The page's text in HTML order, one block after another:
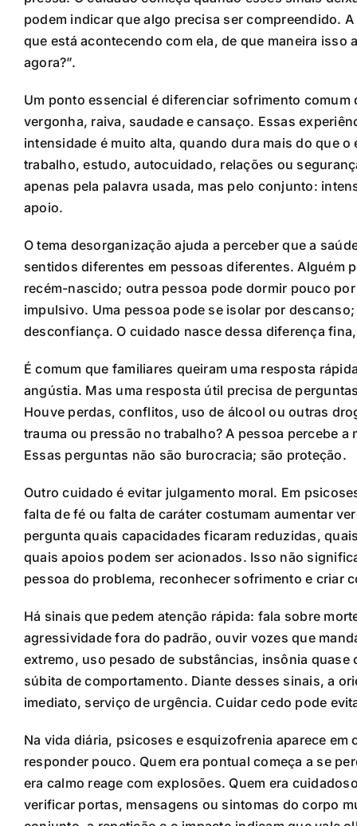
podem indicar que algo precisa ser compreendido.
que está acontecendo com ela, de que maneira isso
agora?”.
Um ponto essencial é diferenciar sofrimento
vergonha, raiva, saudade e cansaço. Essas
intensidade é muito alta, quando dura mais do que
trabalho, estudo, autocuidado, relações ou
apenas pela palavra usada, mas pelo conjunto:
apoio.
O tema desorganização ajuda a perceber que a
sentidos diferentes em pessoas diferentes. Alguém
recém-nascido; outra pessoa pode dormir pouco
impulsivo. Uma pessoa pode se isolar por
desconfiança. O cuidado nasce dessa diferença
É comum que familiares queiram uma resposta
angústia. Mas uma resposta útil precisa de
Houve perdas, conflitos, uso de álcool ou outras
trauma ou pressão no trabalho? A pessoa percebe
Essas perguntas não são burocracia; são proteção.
Outro cuidado é evitar julgamento moral. Em
falta de fé ou falta de caráter costumam aumentar
pergunta quais capacidades ficaram reduzidas,
quais apoios podem ser acionados. Isso não
pessoa do problema, reconhecer sofrimento e criar
Há sinais que pedem atenção rápida: fala sobre
agressividade fora do padrão, ouvir vozes que
extremo, uso pesado de substâncias, insônia
súbita de comportamento. Diante desses sinais, a
imediato, serviço de urgência. Cuidar cedo pode
Na vida diária, psicoses e esquizofrenia aparece
responder pouco. Quem era pontual começa a se
era calmo reage com explosões. Quem era
verificar portas, mensagens ou sintomas do corpo